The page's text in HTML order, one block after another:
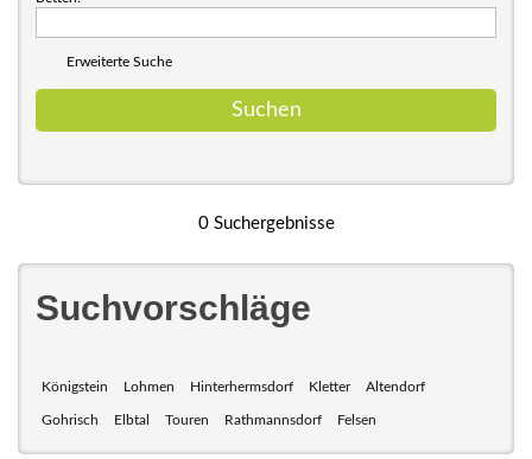
Erweiterte Suche
0 Suchergebnisse
Suchvorschläge
Königstein Lohmen Hinterhermsdorf Kletter Altendorf
Gohrisch Elbtal Touren Rathmannsdorf Felsen